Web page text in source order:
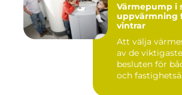
Värmepump i
uppvärmning
vintrar
Att välja
av de
besluten för
och